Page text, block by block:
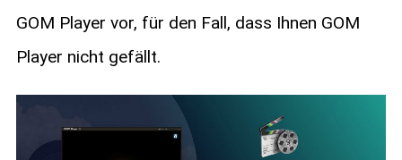
GOM Player vor, für den Fall, dass Ihnen GOM
Player nicht gefällt.